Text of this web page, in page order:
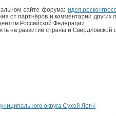
сайте форума:
от партнёров и комментарии других
Российской Федерации.
на развитие страны и Свердловской
округа Сухой Лог»!